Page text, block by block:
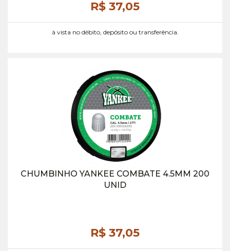
R$ 37,05
à vista no débito, depósito ou transferência.
CHUMBINHO YANKEE COMBATE 4.5MM 200
UNID
R$ 37,05